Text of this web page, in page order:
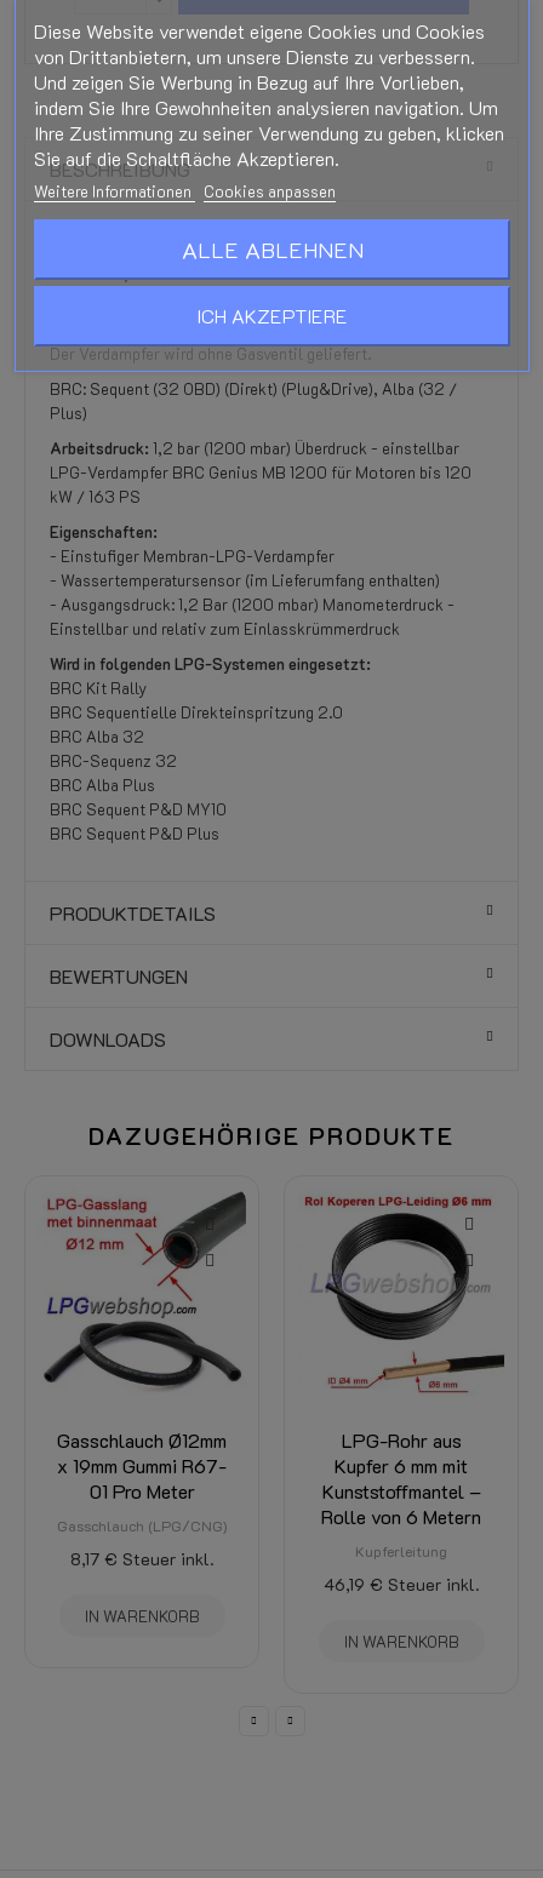
BESCHREIBUNG
BRC Genius MB 1200 mbar LPG-
Verdampfer (12 mm)
Sequential LPG-System von 2007
Der Verdampfer wird ohne Gasventil geliefert.
BRC: Sequent (32 OBD) (Direkt) (Plug&Drive), Alba (32 /
Plus)
Arbeitsdruck: 1,2 bar (1200 mbar) Überdruck - einstellbar
LPG-Verdampfer BRC Genius MB 1200 für Motoren bis 120
kW / 163 PS
Eigenschaften:
- Einstufiger Membran-LPG-Verdampfer
- Wassertemperatursensor (im Lieferumfang enthalten)
- Ausgangsdruck: 1,2 Bar (1200 mbar) Manometerdruck -
Einstellbar und relativ zum Einlasskrümmerdruck
Wird in folgenden LPG-Systemen eingesetzt:
BRC Kit Rally
BRC Sequentielle Direkteinspritzung 2.0
BRC Alba 32
BRC-Sequenz 32
BRC Alba Plus
BRC Sequent P&D MY10
BRC Sequent P&D Plus
PRODUKTDETAILS
BEWERTUNGEN
DOWNLOADS
DAZUGEHÖRIGE PRODUKTE
Gasschlauch Ø12mm
x 19mm Gummi R67-
01 Pro Meter
Gasschlauch (LPG/CNG)
8,17 € Steuer inkl.
IN WARENKORB
LPG-Rohr aus
Kupfer 6 mm mit
Kunststoffmantel –
Rolle von 6 Metern
Kupferleitung
46,19 € Steuer inkl.
IN WARENKORB
Diese Website verwendet eigene Cookies und Cookies
von Drittanbietern, um unsere Dienste zu verbessern.
Und zeigen Sie Werbung in Bezug auf Ihre Vorlieben,
indem Sie Ihre Gewohnheiten analysieren navigation. Um
Ihre Zustimmung zu seiner Verwendung zu geben, klicken
Sie auf die Schaltfläche Akzeptieren.
Weitere Informationen Cookies anpassen
ALLE ABLEHNEN
ICH AKZEPTIERE